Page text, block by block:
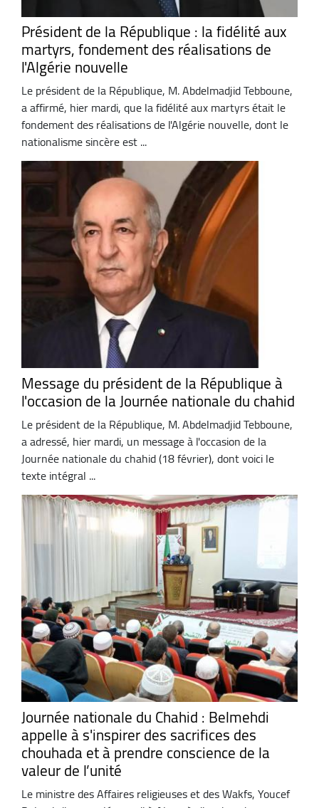
Président de la République : la fidélité aux
martyrs, fondement des réalisations de
l'Algérie nouvelle
Le président de la République, M. Abdelmadjid Tebboune,
a affirmé, hier mardi, que la fidélité aux martyrs était le
fondement des réalisations de l'Algérie nouvelle, dont le
nationalisme sincère est ...
Message du président de la République à
l'occasion de la Journée nationale du chahid
Le président de la République, M. Abdelmadjid Tebboune,
a adressé, hier mardi, un message à l'occasion de la
Journée nationale du chahid (18 février), dont voici le
texte intégral ...
Journée nationale du Chahid : Belmehdi
appelle à s'inspirer des sacrifices des
chouhada et à prendre conscience de la
valeur de l’unité
Le ministre des Affaires religieuses et des Wakfs, Youcef